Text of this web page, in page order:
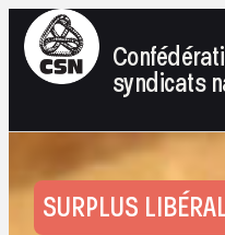
syndicats
SURPLUS